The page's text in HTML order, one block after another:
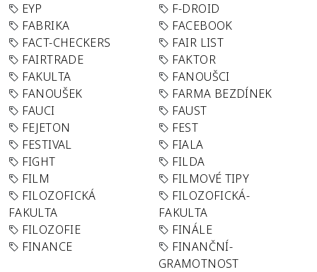
EYP
F-DROID
FABRIKA
FACEBOOK
FACT-CHECKERS
FAIR LIST
FAIRTRADE
FAKTOR
FAKULTA
FANOUŠCI
FANOUŠEK
FARMA BEZDÍNEK
FAUCI
FAUST
FEJETON
FEST
FESTIVAL
FIALA
FIGHT
FILDA
FILM
FILMOVÉ TIPY
FILOZOFICKÁ
FAKULTA
FILOZOFICKÁ-
FAKULTA
FILOZOFIE
FINÁLE
FINANCE
FINANČNÍ-
GRAMOTNOST